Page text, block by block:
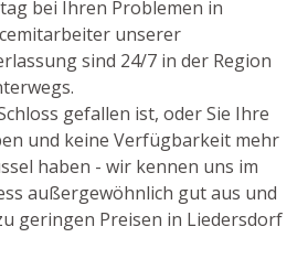
bei Ihren Problemen in
unserer
sind 24/7 in der Region
gefallen ist, oder Sie Ihre
und keine Verfügbarkeit mehr
haben - wir kennen uns im
außergewöhnlich gut aus und
geringen Preisen in Liedersdorf